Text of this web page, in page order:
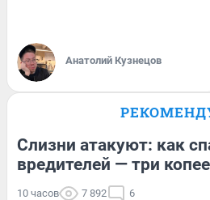
Анатолий Кузнецов
Слизни атакуют: как
вредителей — три
10 часов 7 892 6